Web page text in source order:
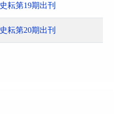
史耘第19期出刊
史耘第20期出刊